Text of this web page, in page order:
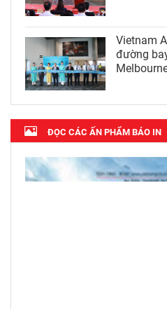
Vietnam
đường
ĐỌC CÁC ẤN PHẨM BÁO IN